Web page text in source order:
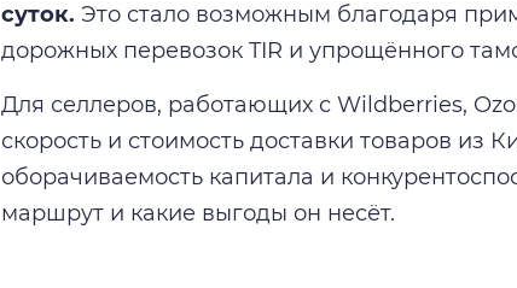
суток. Это стало возможным благодаря
дорожных перевозок TIR и упрощённого
Для селлеров, работающих с Wildberries,
скорость и стоимость доставки товаров из
оборачиваемость капитала и
маршрут и какие выгоды он несёт.